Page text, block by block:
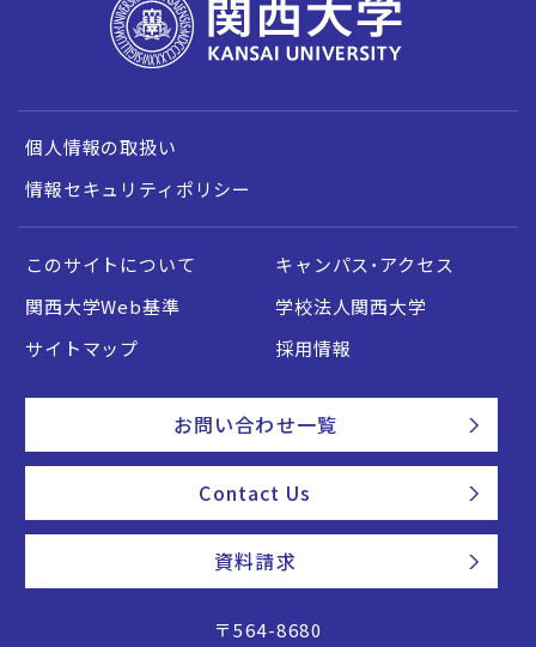
個人情報の取扱い
情報セキュリティポリシー
このサイトについて
キャンパス・アクセス
関西大学Web基準
学校法人関西大学
サイトマップ
採用情報
お問い合わせ一覧
Contact Us
資料請求
〒564-8680